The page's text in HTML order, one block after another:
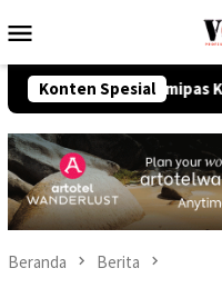
ke
Mobile
Konten Spesial
Kumham Imipas
Beranda Berita